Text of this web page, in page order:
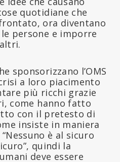
quotidiane che
ora diventano
persone e imporre
sponsorizzano l’OMS
a loro piacimento
più ricchi grazie
come hanno fatto
con il pretesto di
insiste in maniera
è al sicuro
quindi la
deve essere